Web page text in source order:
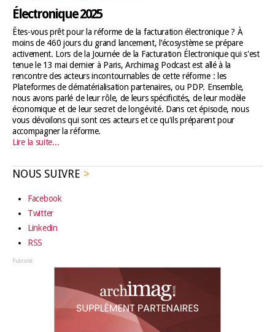
Électronique 2025
Êtes-vous prêt pour la réforme de la facturation électronique ? À
moins de 460 jours du grand lancement, l’écosystème se prépare
activement. Lors de la Journée de la Facturation Électronique qui s'est
tenue le 13 mai dernier à Paris, Archimag Podcast est allé à la
rencontre des acteurs incontournables de cette réforme : les
Plateformes de dématérialisation partenaires, ou PDP. Ensemble,
nous avons parlé de leur rôle, de leurs spécificités, de leur modèle
économique et de leur secret de longévité. Dans cet épisode, nous
vous dévoilons qui sont ces acteurs et ce qu'ils préparent pour
accompagner la réforme.
Lire la suite...
NOUS SUIVRE
Facebook
Twitter
Linkedin
RSS
Publicité